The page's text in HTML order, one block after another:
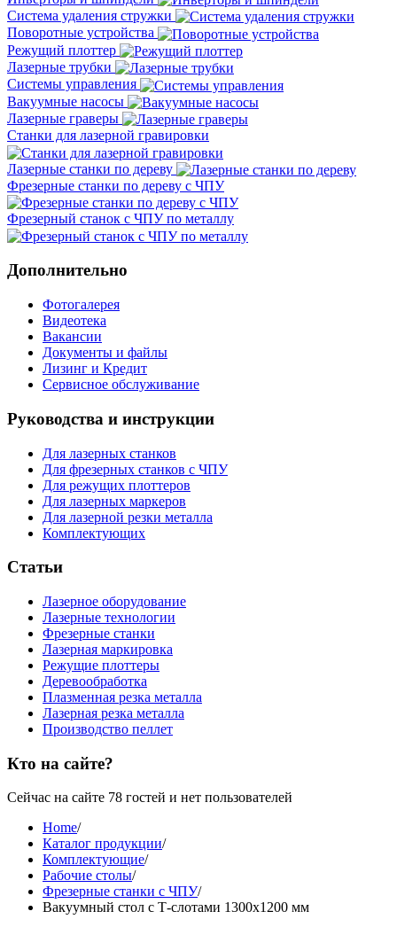
Система удаления стружки
Поворотные устройства
Режущий плоттер
Лазерные трубки
Системы управления
Вакуумные насосы
Лазерные граверы
Станки для лазерной гравировки
Лазерные станки по дереву
Фрезерные станки по дереву с ЧПУ
Фрезерный станок с ЧПУ по металлу
Дополнительно
Фотогалерея
Видеотека
Вакансии
Документы и файлы
Лизинг и Кредит
Сервисное обслуживание
Руководства и инструкции
Для лазерных станков
Для фрезерных станков с ЧПУ
Для режущих плоттеров
Для лазерных маркеров
Для лазерной резки металла
Комплектующих
Статьи
Лазерное оборудование
Лазерные технологии
Фрезерные станки
Лазерная маркировка
Режущие плоттеры
Деревообработка
Плазменная резка металла
Лазерная резка металла
Производство пеллет
Кто на сайте?
Сейчас на сайте 78 гостей и нет пользователей
Home/
Каталог продукции/
Комплектующие/
Рабочие столы/
Фрезерные станки с ЧПУ/
Вакуумный стол с Т-слотами 1300х1200 мм